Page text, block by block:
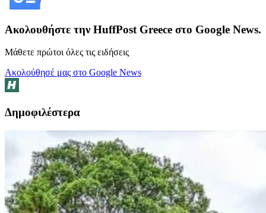
Ακολουθήστε την HuffPost Greece στο Google News.
Μάθετε πρώτοι όλες τις ειδήσεις
Ακολούθησέ μας στο Google News
Δημοφιλέστερα